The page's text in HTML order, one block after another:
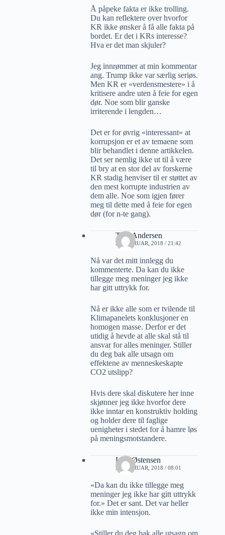
Å påpeke fakta er ikke trolling.
Du kan reflektere over hvorfor
KR ikke ønsker å få alle fakta på
bordet. Er det i KRs interesse?
Hva er det man skjuler?
Jeg innrømmer at min kommentar
ang. Trump ikke var særlig seriøs.
Men KR er «verdensmestere» i å
kritisere andre uten å feie for egen
dør. Noe som blir ganske
irriterende i lengden…
Det er for øvrig «interessant» at
korrupsjon er et av temaene som
blir behandlet i denne artikkelen.
Det ser nemlig ikke ut til å være
til bry at en stor del av forskerne
KR stadig henviser til er støttet av
den mest korrupte industrien av
dem alle. Noe som igjen fører
meg til dette med å feie for egen
dør (for n-te gang).
Tore Andersen
23 FEBRUAR, 2018 / 21:42
Nå var det mitt innlegg du
kommenterte. Da kan du ikke
tillegge meg meninger jeg ikke
har gitt uttrykk for.
Nå er ikke alle som er tvilende til
Klimapanelets konklusjoner en
homogen masse. Derfor er det
utidig å hevde at alle skal stå til
ansvar for alles meninger. Stiller
du deg bak alle utsagn om
effektene av menneskeskapte
CO2 utslipp?
Hvis dere skal diskutere her inne
skjønner jeg ikke hvorfor dere
ikke inntar en konstruktiv holding
og holder dere til faglige
uenigheter i stedet for å hamre løs
på meningsmotstandere.
Lars Østensen
24 FEBRUAR, 2018 / 08:01
«Da kan du ikke tillegge meg
meninger jeg ikke har gitt uttrykk
for.» Det er sant. Det var heller
ikke min intensjon.
«Stiller du deg bak alle utsagn om